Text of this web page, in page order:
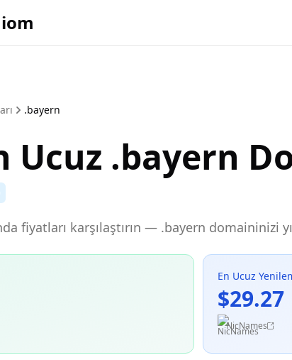
.bayern
Ucuz .bayern
fiyatları karşılaştırın — .bayern domaininizi
En Ucuz
$29.27
NicNames